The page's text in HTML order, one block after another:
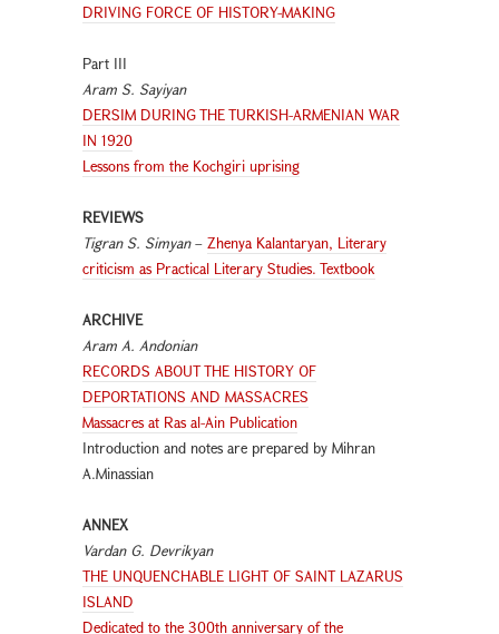
DRIVING FORCE OF HISTORY-MAKING
Part III
Aram S. Sayiyan
DERSIM DURING THE TURKISH-ARMENIAN WAR
IN 1920
Lessons from the Kochgiri uprising
REVIEWS
Tigran S. Simyаn– Zhenya Kalantaryan, Literary
criticism as Practical Literary Studies. Textbook
ARCHIVE
Aram A. Andonian
RECORDS ABOUT THE HISTORY OF
DEPORTATIONS AND MASSACRES
Massacres at Ras al-Ain Publication
Introduction and notes are prepared by Mihran
A.Minassian
ANNEX
Vardan G. Devrikyan
THE UNQUENCHABLE LIGHT OF SAINT LAZARUS
ISLAND
Dedicated to the 300th anniversary of the